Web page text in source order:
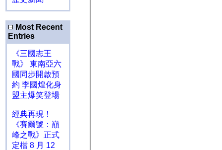
Most Recent
Entries
《三國志王
戰》 東南亞六
國同步開啟預
約 李國煌化身
盟主爆笑登場
經典再現！
《賽爾號：巔
峰之戰》正式
定檔 8 月 12